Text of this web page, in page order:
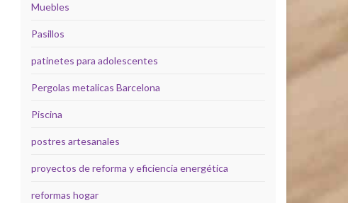
Muebles
Pasillos
patinetes para adolescentes
Pergolas metalicas Barcelona
Piscina
postres artesanales
proyectos de reforma y eficiencia energética
reformas hogar